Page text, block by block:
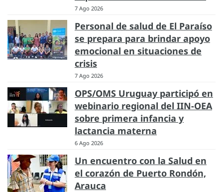
7 Ago 2026
Personal de salud de El Paraíso
se prepara para brindar apoyo
emocional en situaciones de
crisis
7 Ago 2026
OPS/OMS Uruguay participó en
webinario regional del IIN-OEA
sobre primera infancia y
lactancia materna
6 Ago 2026
Un encuentro con la Salud en
el corazón de Puerto Rondón,
Arauca